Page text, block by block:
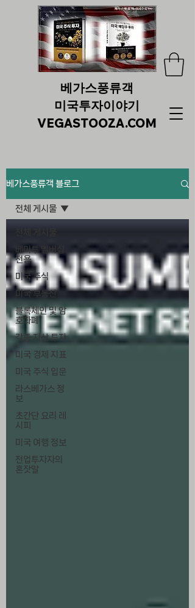
베가스풍류객
미국투자이야기
VEGASTOOZA.COM
베가스풍류객 블로그
베미투 멤버십
전용
미국 주식
미국 부동산
블록체인 및 암
호화폐
각종 자산 투자
미국 경제 지표
미국 주식 입문
라스베가스 정
보
초간단 요리 레
시피
미국 여행 정보
전업투자자의
혼잣말
전체 게시물